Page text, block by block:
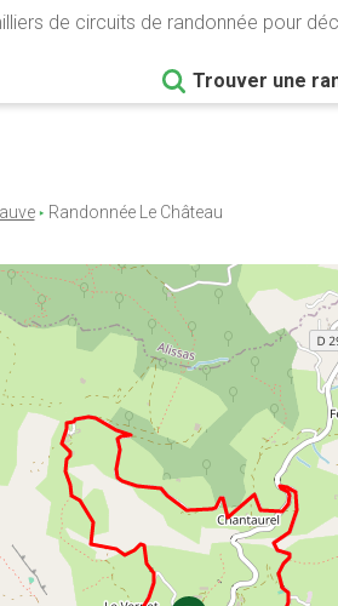
de circuits de randonnée pour
Trouver une
Randonnée Le Château